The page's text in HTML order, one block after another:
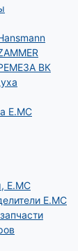
ВК
E.MC
Е.МС
E.MC